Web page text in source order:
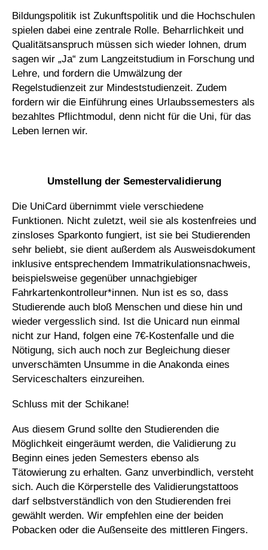
Bildungspolitik ist Zukunftspolitik und die Hochschulen
spielen dabei eine zentrale Rolle. Beharrlichkeit und
Qualitätsanspruch müssen sich wieder lohnen, drum
sagen wir „Ja“ zum Langzeitstudium in Forschung und
Lehre, und fordern die Umwälzung der
Regelstudienzeit zur Mindeststudienzeit. Zudem
fordern wir die Einführung eines Urlaubssemesters als
bezahltes Pflichtmodul, denn nicht für die Uni, für das
Leben lernen wir.
Umstellung der Semestervalidierung
Die UniCard übernimmt viele verschiedene
Funktionen. Nicht zuletzt, weil sie als kostenfreies und
zinsloses Sparkonto fungiert, ist sie bei Studierenden
sehr beliebt, sie dient außerdem als Ausweisdokument
inklusive entsprechendem Immatrikulationsnachweis,
beispielsweise gegenüber unnachgiebiger
Fahrkartenkontrolleur*innen. Nun ist es so, dass
Studierende auch bloß Menschen und diese hin und
wieder vergesslich sind. Ist die Unicard nun einmal
nicht zur Hand, folgen eine 7€-Kostenfalle und die
Nötigung, sich auch noch zur Begleichung dieser
unverschämten Unsumme in die Anakonda eines
Serviceschalters einzureihen.
Schluss mit der Schikane!
Aus diesem Grund sollte den Studierenden die
Möglichkeit eingeräumt werden, die Validierung zu
Beginn eines jeden Semesters ebenso als
Tätowierung zu erhalten. Ganz unverbindlich, versteht
sich. Auch die Körperstelle des Validierungstattoos
darf selbstverständlich von den Studierenden frei
gewählt werden. Wir empfehlen eine der beiden
Pobacken oder die Außenseite des mittleren Fingers.